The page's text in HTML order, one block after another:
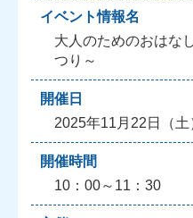
イベント情報名
大人のためのおはな
つり～
開催日
2025年11月22日（土
開催時間
10：00～11：30